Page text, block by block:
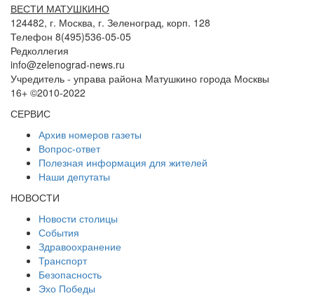
ВЕСТИ МАТУШКИНО
124482, г. Москва, г. Зеленоград, корп. 128
Телефон 8(495)536-05-05
Редколлегия
info@zelenograd-news.ru
Учредитель - управа района Матушкино города Москвы
16+ ©2010-2022
СЕРВИС
Архив номеров газеты
Вопрос-ответ
Полезная информация для жителей
Наши депутаты
НОВОСТИ
Новости столицы
События
Здравоохранение
Транспорт
Безопасность
Эхо Победы